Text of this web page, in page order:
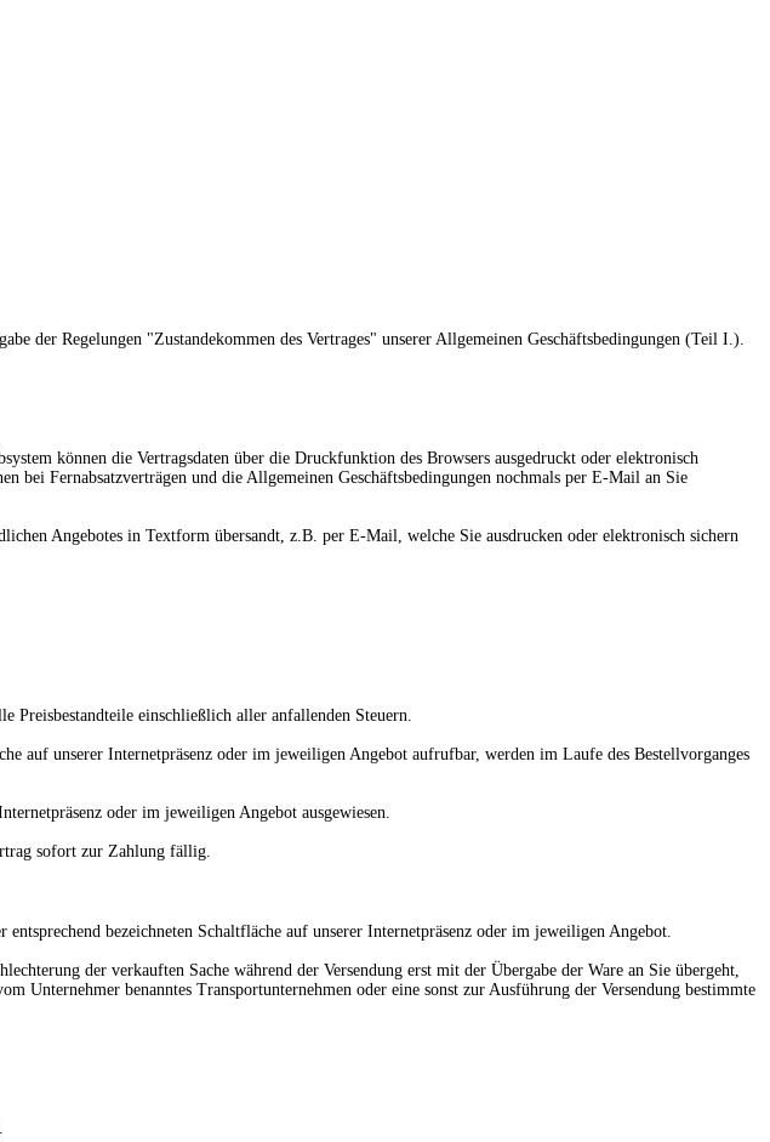
der Regelungen "Zustandekommen des Vertrages" unserer Allgemeinen Geschäftsbedingungen (Teil I.).
können die Vertragsdaten über die Druckfunktion des Browsers ausgedruckt oder elektronisch
bei Fernabsatzverträgen und die Allgemeinen Geschäftsbedingungen nochmals per E-Mail an Sie
Angebotes in Textform übersandt, z.B. per E-Mail, welche Sie ausdrucken oder elektronisch sichern
Preisbestandteile einschließlich aller anfallenden Steuern.
auf unserer Internetpräsenz oder im jeweiligen Angebot aufrufbar, werden im Laufe des Bestellvorganges
oder im jeweiligen Angebot ausgewiesen.
sofort zur Zahlung fällig.
bezeichneten Schaltfläche auf unserer Internetpräsenz oder im jeweiligen Angebot.
der verkauften Sache während der Versendung erst mit der Übergabe der Ware an Sie übergeht,
benanntes Transportunternehmen oder eine sonst zur Ausführung der Versendung bestimmte